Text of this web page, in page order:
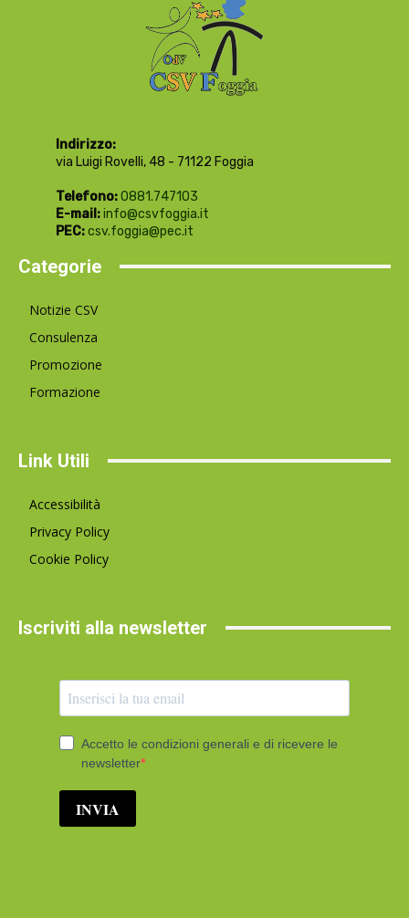
Indirizzo:
via Luigi Rovelli, 48 - 71122 Foggia
Telefono:0881.747103
E-mail:info@csvfoggia.it
PEC:csv.foggia@pec.it
Categorie
Notizie CSV
Consulenza
Promozione
Formazione
Link Utili
Accessibilità
Privacy Policy
Cookie Policy
Iscriviti alla newsletter